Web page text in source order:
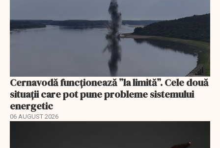
Cernavodă funcționează ”la limită”. Cele două
situații care pot pune probleme sistemului
energetic
06 AUGUST 2026